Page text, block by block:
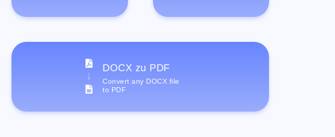
DOCX zu PDF
Convert any DOCX file
to PDF